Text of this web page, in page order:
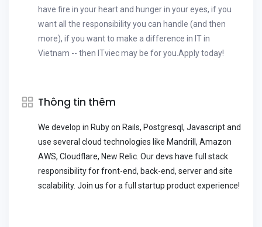
have fire in your heart and hunger in your eyes, if you
want all the responsibility you can handle (and then
more), if you want to make a difference in IT in
Vietnam -- then ITviec may be for you.Apply today!
Thông tin thêm
We develop in Ruby on Rails, Postgresql, Javascript and
use several cloud technologies like Mandrill, Amazon
AWS, Cloudflare, New Relic. Our devs have full stack
responsibility for front-end, back-end, server and site
scalability. Join us for a full startup product experience!